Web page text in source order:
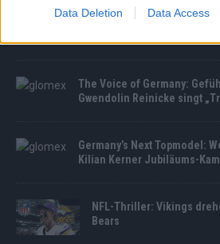
Data Deletion Data Access
The Voice of Germany:
„Welcome to the Jungle“
The Voice of Germany:
Gwendolin Reinicke singt
Germany’s Next Topmodel:
Kilian Kerner Jubiläums-
NFL-Thriller: Vikings
Bears